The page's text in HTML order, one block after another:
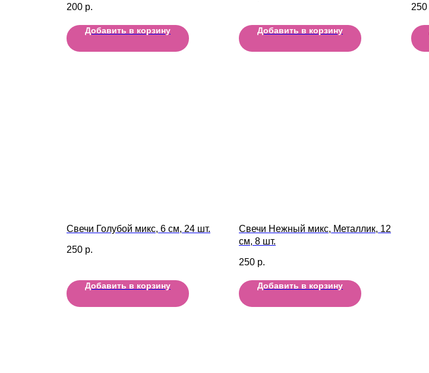
200 р.
Добавить в корзину Добавить в корзину
250
Свечи Голубой микс, 6 см, 24 шт.
250 р.
Добавить в корзину
Свечи Нежный микс, Металлик, 12
см, 8 шт.
250 р.
Добавить в корзину